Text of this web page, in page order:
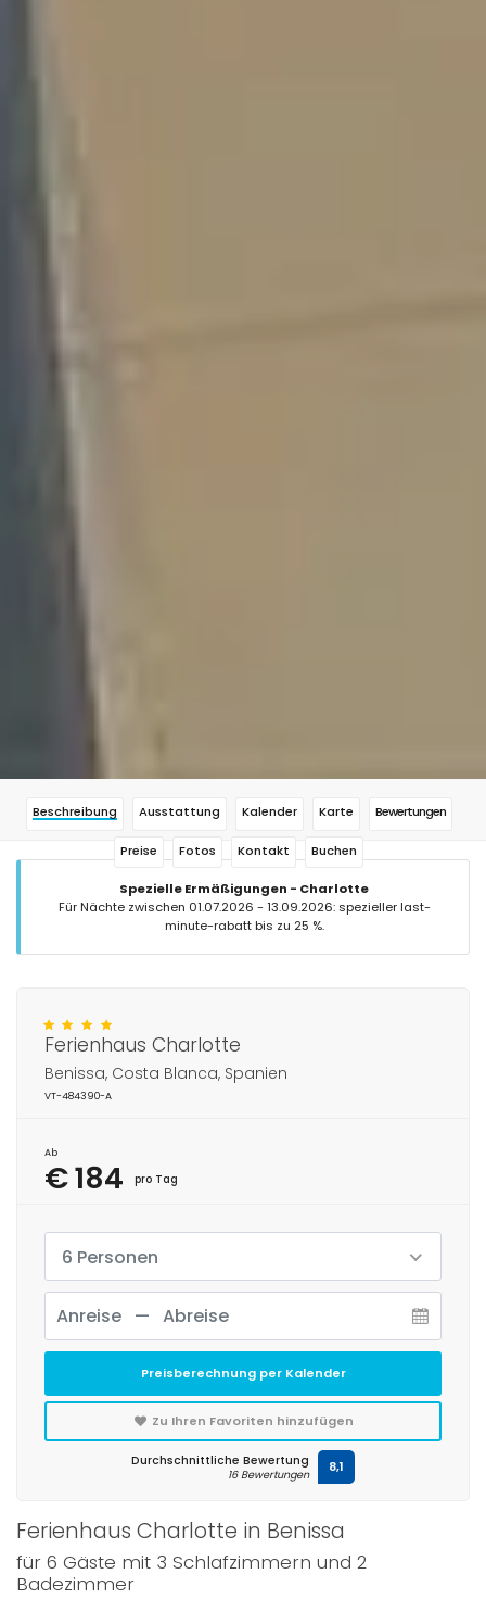
Beschreibung Ausstattung Kalender Karte Bewertungen
Preise Fotos Kontakt Buchen
Spezielle Ermäßigungen - Charlotte
Für Nächte zwischen 01.07.2026 - 13.09.2026: spezieller last-
minute-rabatt bis zu 25 %.
Ferienhaus Charlotte in Benissa
für 6 Gäste mit 3 Schlafzimmern und 2
Badezimmer
Ferienhaus Charlotte
Benissa, Costa Blanca, Spanien
VT-484390-A
Ab
€ 184 pro Tag
6 Personen
Preisberechnung per Kalender
Zu Ihren Favoriten hinzufügen
Durchschnittliche Bewertung
16 Bewertungen 8,1